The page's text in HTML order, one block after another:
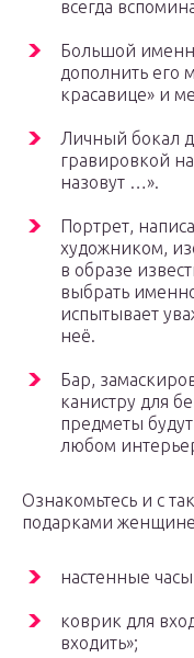
всегда
Большой
дополнить его
красавице» и
Личный бокал
гравировкой
назовут …».
Портрет,
художником,
в образе
выбрать
испытывает
неё.
Бар,
канистру для
предметы
любом
Ознакомьтесь и с
подарками
настенные
коврик для
входить»;